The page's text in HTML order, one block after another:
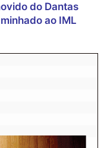
do Dantas
ao IML